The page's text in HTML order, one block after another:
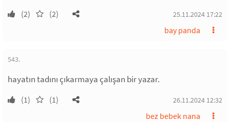
(2) (2) 25.11.2024 17:22
bay panda
543.
hayatın tadını çıkarmaya çalışan bir yazar.
(1) (1) 26.11.2024 12:32
bez bebek nana